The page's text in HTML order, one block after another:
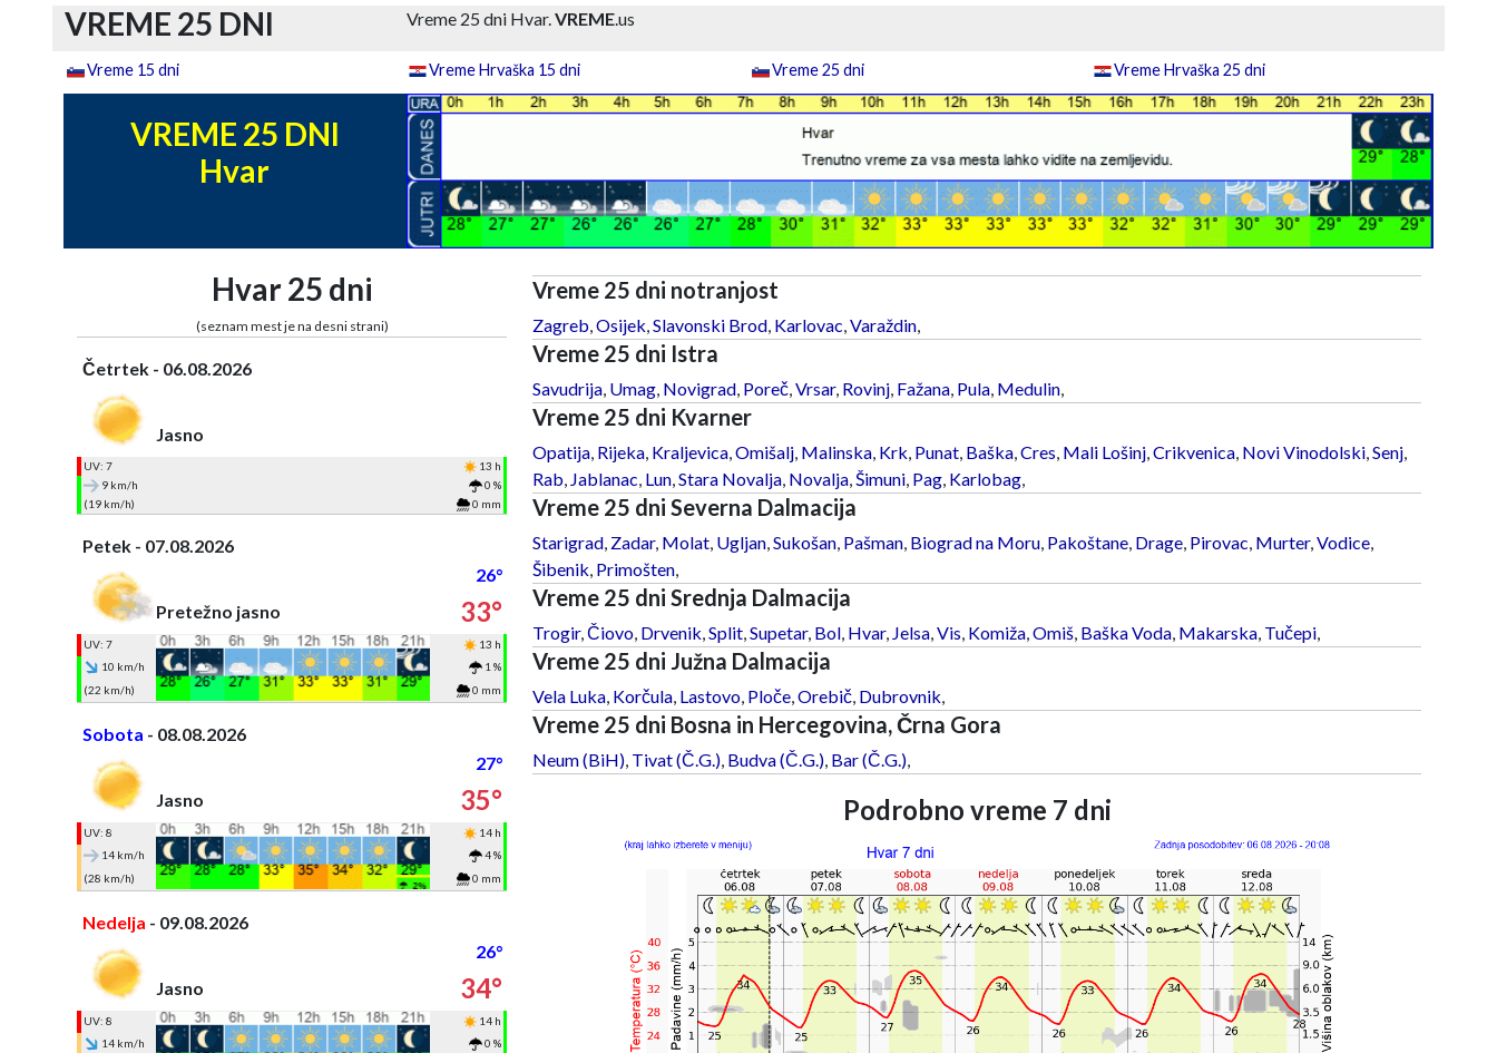
VREME 25 DNI Vreme 25 dni Hvar.VREME.us
Vreme 15 dni Vreme Hrvaška 15 dni Vreme 25 dni Vreme Hrvaška 25 dni
VREME 25 DNI
Hvar
Hvar 25 dni
(seznam mest je na desni strani)
Četrtek - 06.08.2026
Jasno
UV: 7
13 h
9 km/h
0 %
(19 km/h)
0 mm
Petek - 07.08.2026
26°
Pretežno jasno
33°
UV: 7
13 h
10 km/h
1 %
(22 km/h)
0 mm
Sobota - 08.08.2026
27°
Jasno
35°
UV: 8
14 h
14 km/h
4 %
(28 km/h)
0 mm
Nedelja - 09.08.2026
26°
Jasno
34°
UV: 8
14 h
14 km/h
0 %
Vreme 25 dni notranjost
Zagreb Osijek Slavonski Brod, Karlovac Varaždin,
Vreme 25 dni Istra
Savudrija, Umag, Novigrad, Poreč, Vrsar, Rovinj, Fažana, Pula, Medulin,
Vreme 25 dni Kvarner
Opatija, Rijeka, Kraljevica, Omišalj, Malinska, Krk Punat, Baška, Cres Mali Lošinj, Crikvenica, Novi Vinodolski, Senj,
Rab Jablanac Lun, Stara Novalja, Novalja, Šimuni, Pag, Karlobag,
Vreme 25 dni Severna Dalmacija
Starigrad, Zadar, Molat, Ugljan, Sukošan, Pašman, Biograd na Moru, Pakoštane, Drage, Pirovac Murter, Vodice,
Šibenik Primošten,
Vreme 25 dni Srednja Dalmacija
Trogir, Čiovo, Drvenik Split, Supetar, Bol, Hvar, Jelsa, Vis Komiža, Omiš, Baška Voda, Makarska, Tučepi,
Vreme 25 dni Južna Dalmacija
Vela Luka, Korčula, Lastovo, Ploče, Orebič, Dubrovnik
Vreme 25 dni Bosna in Hercegovina, Črna Gora
Neum (BiH), Tivat (Č.G.), Budva (Č.G.), Bar (Č.G.),
Podrobno vreme 7 dni